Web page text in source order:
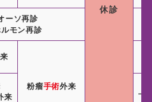
休診
ーソ再診
モン再診
粉瘤手術外来
来
下